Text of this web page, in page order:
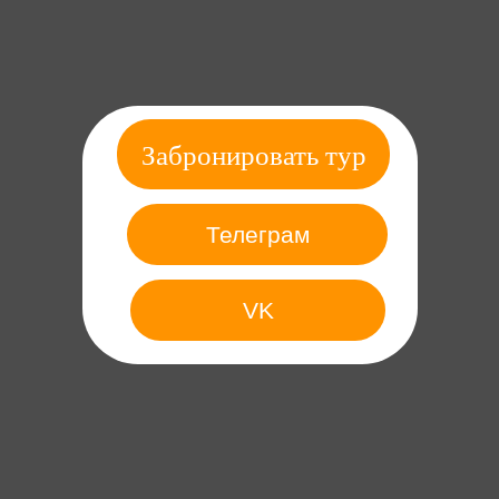
Забронировать тур
Телеграм
VK